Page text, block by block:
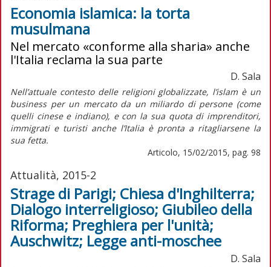
Economia islamica: la torta
musulmana
Nel mercato «conforme alla sharia» anche
l'Italia reclama la sua parte
D. Sala
Nell’attuale contesto delle religioni globalizzate, l’islam è un
business per un mercato da un miliardo di persone (come
quelli cinese e indiano), e con la sua quota di imprenditori,
immigrati e turisti anche l’Italia è pronta a ritagliarsene la
sua fetta.
Articolo, 15/02/2015, pag. 98
Attualità, 2015-2
Strage di Parigi; Chiesa d'Inghilterra;
Dialogo interreligioso; Giubileo della
Riforma; Preghiera per l'unità;
Auschwitz; Legge anti-moschee
D. Sala